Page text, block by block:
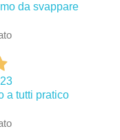
da svappare
a tutti pratico